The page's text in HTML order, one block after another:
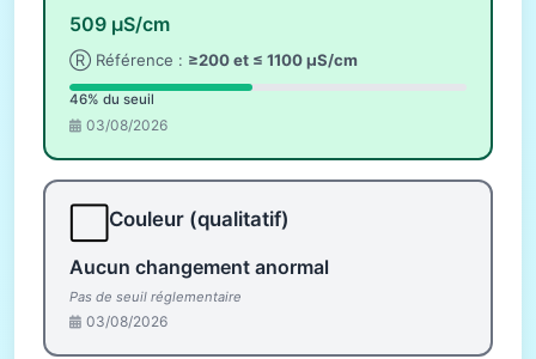
509 µS/cm
Ⓡ Référence : ≥200 et ≤ 1100 µS/cm
46% du seuil
03/08/2026
Couleur (qualitatif)
Aucun changement anormal
Pas de seuil réglementaire
03/08/2026